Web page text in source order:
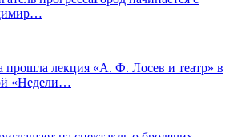
прошла лекция «А. Ф. Лосев и театр» в
«Недели…